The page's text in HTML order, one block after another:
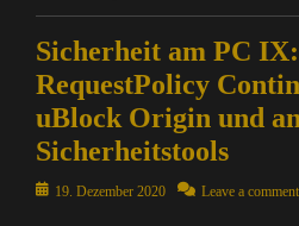
Sicherheit am PC
RequestPolicy
uBlock Origin und
Sicherheitstools
Posted19. Dezember 2020 Leave a comment